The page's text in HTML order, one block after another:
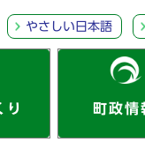
やさしい日本語
り 町政情